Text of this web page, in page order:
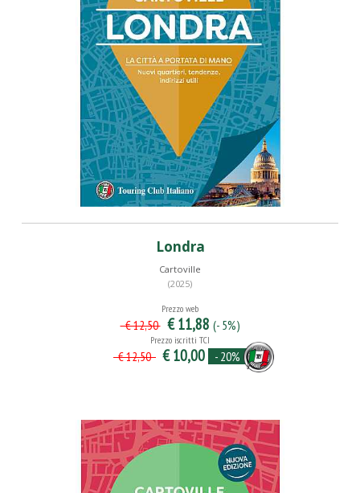
Londra
Cartoville
(2025)
Prezzo web
€ 12,50 € 11,88 (- 5%)
Prezzo iscritti TCI
€ 12,50 € 10,00 - 20%